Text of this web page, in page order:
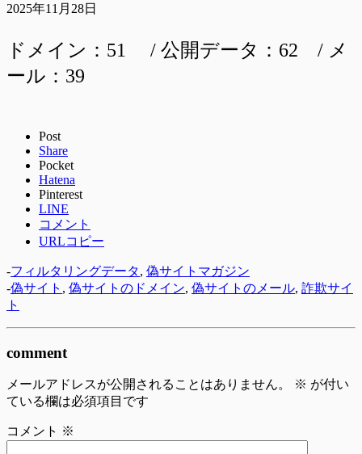
2025年11月28日
ドメイン：51 / 公開データ：62 / メ
ール：39
Post
Share
Pocket
Hatena
Pinterest
LINE
コメント
URLコピー
-フィルタリングデータ, 偽サイトマガジン
-偽サイト , 偽サイトのドメイン, 偽サイトのメール, 詐欺サイ
ト
comment
メールアドレスが公開されることはありません。 ※ が付い
ている欄は必須項目です
コメント ※